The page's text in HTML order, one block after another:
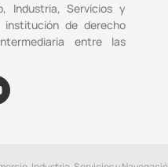
Industria, Servicios y
institución de derecho
entre las